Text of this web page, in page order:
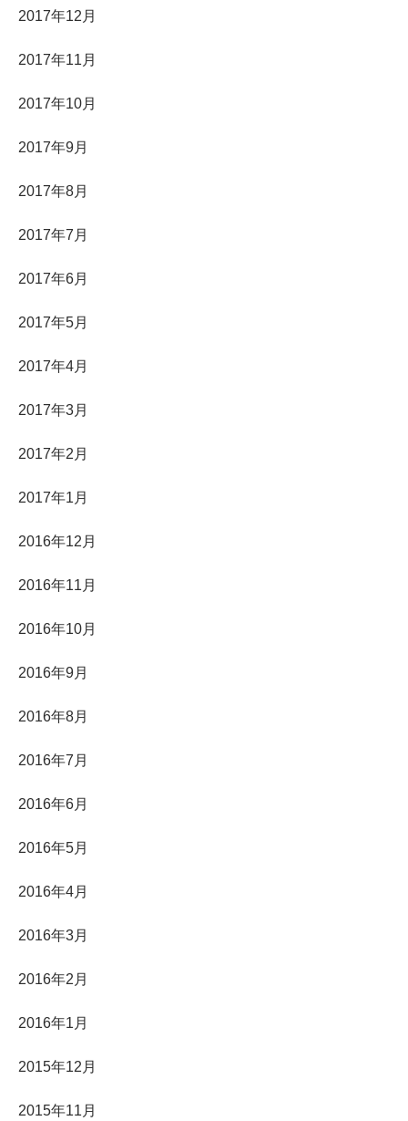
2017年12月
2017年11月
2017年10月
2017年9月
2017年8月
2017年7月
2017年6月
2017年5月
2017年4月
2017年3月
2017年2月
2017年1月
2016年12月
2016年11月
2016年10月
2016年9月
2016年8月
2016年7月
2016年6月
2016年5月
2016年4月
2016年3月
2016年2月
2016年1月
2015年12月
2015年11月